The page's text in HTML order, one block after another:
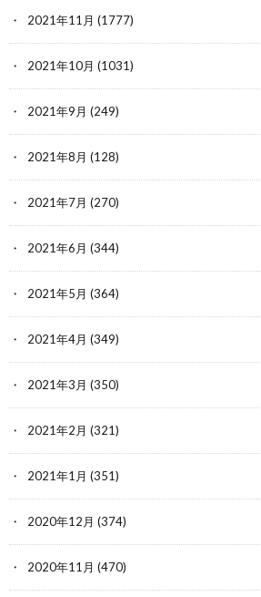
2021年11月 (1777)
2021年10月 (1031)
2021年9月 (249)
2021年8月 (128)
2021年7月 (270)
2021年6月 (344)
2021年5月 (364)
2021年4月 (349)
2021年3月 (350)
2021年2月 (321)
2021年1月 (351)
2020年12月 (374)
2020年11月 (470)